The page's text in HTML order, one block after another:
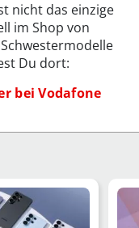
nicht das einzige
im Shop von
Du dort:
bei Vodafone